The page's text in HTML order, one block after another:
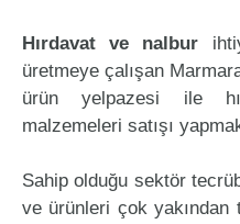
Hırdavat ve nalbur
üretmeye çalışan
ürün yelpazesi ile
malzemeleri satışı
Sahip olduğu sektör
ve ürünleri çok yakından